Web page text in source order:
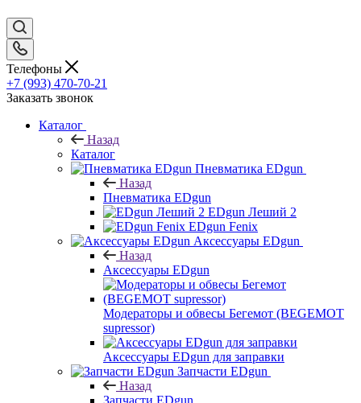
Телефоны
+7 (993) 470-70-21
Заказать звонок
Каталог
Назад
Каталог
Пневматика EDgun
Назад
Пневматика EDgun
EDgun Леший 2
EDgun Fenix
Аксессуары EDgun
Назад
Аксессуары EDgun
Модераторы и обвесы Бегемот (BEGEMOT
supressor)
Аксессуары EDgun для заправки
Запчасти EDgun
Назад
Запчасти EDgun